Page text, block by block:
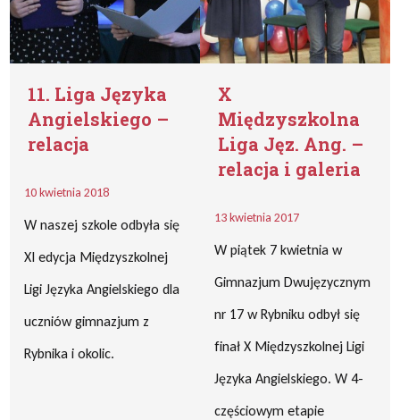
11. Liga Języka
Angielskiego –
relacja
10 kwietnia 2018
W naszej szkole odbyła się
XI edycja Międzyszkolnej
Ligi Języka Angielskiego dla
uczniów gimnazjum z
Rybnika i okolic.
X
Międzyszkolna
Liga Jęz. Ang. –
relacja i galeria
13 kwietnia 2017
W piątek 7 kwietnia w
Gimnazjum Dwujęzycznym
nr 17 w Rybniku odbył się
finał X Międzyszkolnej Ligi
Języka Angielskiego. W 4-
częściowym etapie